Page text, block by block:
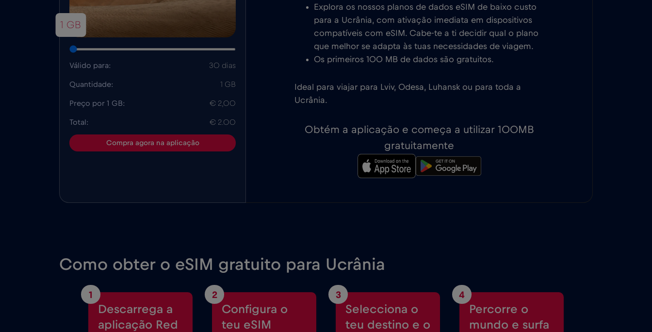
1 GB
Válido para: 30 dias
Quantidade: 1 GB
Preço por 1 GB: € 2,00
Total: € 2.00
Compra agora na aplicação
Explora os nossos planos de dados eSIM de baixo custo
para a Ucrânia, com ativação imediata em dispositivos
compatíveis com eSIM. Cabe-te a ti decidir qual o plano
que melhor se adapta às tuas necessidades de viagem.
Os primeiros 100 MB de dados são gratuitos.
Ideal para viajar para Lviv, Odesa, Luhansk ou para toda a
Ucrânia.
Obtém a aplicação e começa a utilizar 100MB
gratuitamente
Como obter o eSIM gratuito para Ucrânia
1
Descarrega a
aplicação Red
2
Configura o
teu eSIM
3
Selecciona o
teu destino e o
4
Percorre o
mundo e surfa